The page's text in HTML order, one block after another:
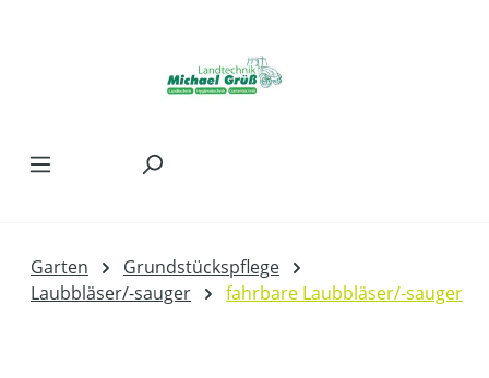
Garten
Grundstückspflege
Laubbläser/-sauger
fahrbare Laubbläser/-sauger